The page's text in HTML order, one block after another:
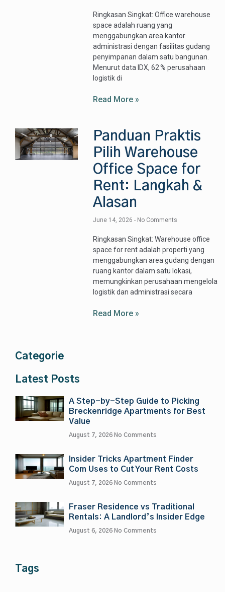
Ringkasan Singkat: Office warehouse
space adalah ruang yang
menggabungkan area kantor
administrasi dengan fasilitas gudang
penyimpanan dalam satu bangunan.
Menurut data IDX, 62 % perusahaan
logistik di
Read More »
Panduan Praktis
Pilih Warehouse
Office Space for
Rent: Langkah &
Alasan
June 14, 2026 No Comments
Ringkasan Singkat: Warehouse office
space for rent adalah properti yang
menggabungkan area gudang dengan
ruang kantor dalam satu lokasi,
memungkinkan perusahaan mengelola
logistik dan administrasi secara
Read More »
Categorie
Latest Posts
A Step-by-Step Guide to Picking
Breckenridge Apartments for Best
Value
August 7, 2026 No Comments
Insider Tricks Apartment Finder
Com Uses to Cut Your Rent Costs
August 7, 2026 No Comments
Fraser Residence vs Traditional
Rentals: A Landlord’s Insider Edge
August 6, 2026 No Comments
Tags